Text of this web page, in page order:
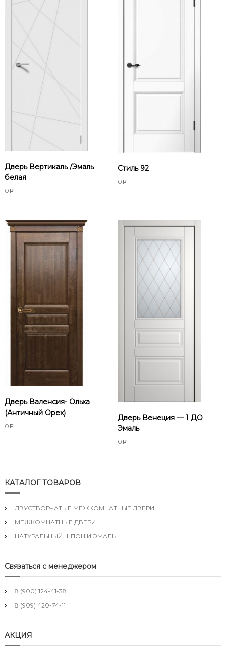
Дверь Вертикаль /Эмаль
белая
0 Р
Стиль 92
0 Р
Дверь Валенсия- Ольха
(Античный Орех)
0 Р
Дверь Венеция — 1 ДО
Эмаль
0 Р
КАТАЛОГ ТОВАРОВ
ДВУСТВОРЧАТЫЕ МЕЖКОМНАТНЫЕ ДВЕРИ
МЕЖКОМНАТНЫЕ ДВЕРИ
НАТУРАЛЬНЫЙ ШПОН И ЭМАЛЬ
Связаться с менеджером
8 (900) 124-41-38
8 (909) 420-74-11
АКЦИЯ